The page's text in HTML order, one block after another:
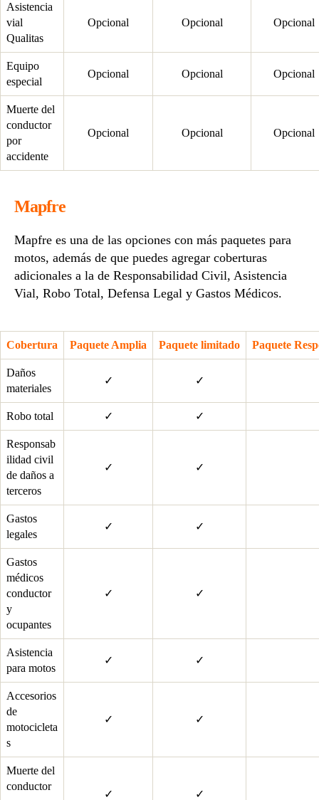
Asistencia
vial
Qualitas
Opcional Opcional Opcional
Equipo
especial
Opcional Opcional Opcional
Muerte del
conductor
por
accidente
Opcional Opcional Opcional
Mapfre
Mapfre es una de las opciones con más paquetes para
motos, además de que puedes agregar coberturas
adicionales a la de Responsabilidad Civil, Asistencia
Vial, Robo Total, Defensa Legal y Gastos Médicos.
Cobertura Paquete Amplia Paquete limitado Paquete
Daños
materiales
✓ ✓
Robo total ✓ ✓
Responsab
ilidad civil
de daños a
terceros
✓ ✓
Gastos
legales
✓ ✓
Gastos
médicos
conductor
y
ocupantes
✓ ✓
Asistencia
para motos
✓ ✓
Accesorios
de
motocicleta
s
✓ ✓
Muerte del
conductor
✓ ✓